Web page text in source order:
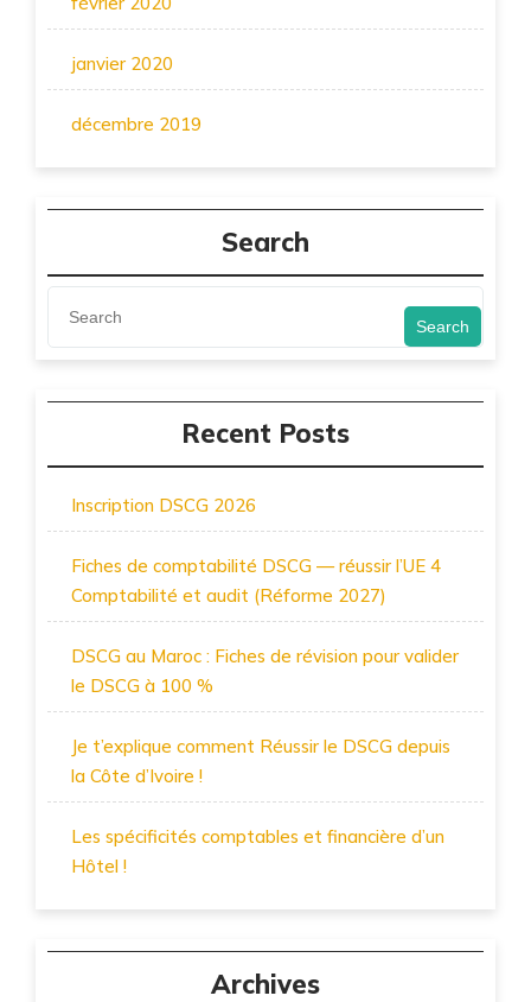
janvier 2020
décembre 2019
Search
Search
Recent Posts
Inscription DSCG 2026
Fiches de comptabilité DSCG — réussir l’UE 4
Comptabilité et audit (Réforme 2027)
DSCG au Maroc : Fiches de révision pour valider
le DSCG à 100 %
Je t’explique comment Réussir le DSCG depuis
la Côte d’Ivoire !
Les spécificités comptables et financière d’un
Hôtel !
Archives